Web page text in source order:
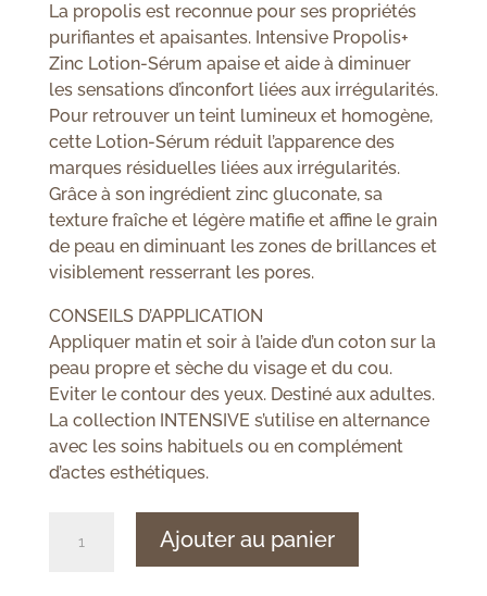
La propolis est reconnue pour ses propriétés
purifiantes et apaisantes. Intensive Propolis+
Zinc Lotion-Sérum apaise et aide à diminuer
les sensations d’inconfort liées aux irrégularités.
Pour retrouver un teint lumineux et homogène,
cette Lotion-Sérum réduit l’apparence des
marques résiduelles liées aux irrégularités.
Grâce à son ingrédient zinc gluconate, sa
texture fraîche et légère matifie et affine le grain
de peau en diminuant les zones de brillances et
visiblement resserrant les pores.
CONSEILS D’APPLICATION
Appliquer matin et soir à l’aide d’un coton sur la
peau propre et sèche du visage et du cou.
Eviter le contour des yeux. Destiné aux adultes.
La collection INTENSIVE s’utilise en alternance
avec les soins habituels ou en complément
d’actes esthétiques.
Ajouter au panier